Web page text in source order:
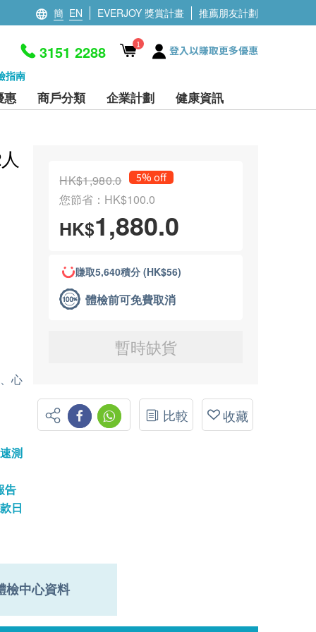
簡 EN EVERJOY 獎賞計畫 推薦朋友計劃
指南
3151 2288 1 登入以賺取更多優惠
惠 商戶分類 企業計劃 健康資訊
心
測
告
日
HK$1,980.0 5% off
您節省：HK$100.0
HK$1,880.0
賺取5,640積分 (HK$56)
體檢前可免費取消
暫時缺貨
比較 收藏
檢中心資料